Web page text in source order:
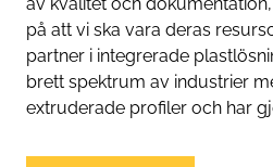
av kvalitet och
på att vi ska vara deras
partner i integrerade
brett spektrum av industrier
extruderade profiler och har